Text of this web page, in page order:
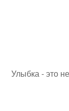
Улыбка - это